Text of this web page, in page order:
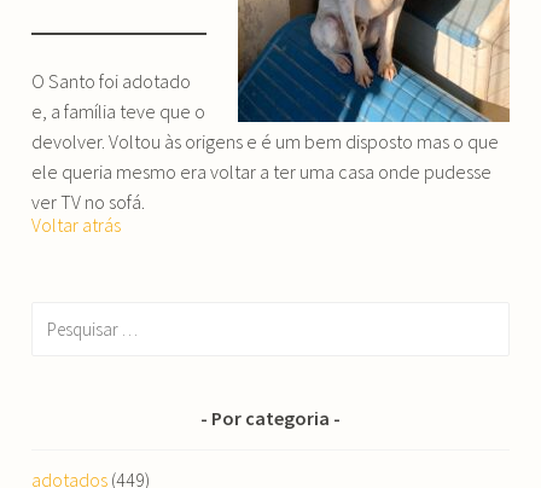
O Santo foi adotado
e, a família teve que o
devolver. Voltou às origens e é um bem disposto mas o que
ele queria mesmo era voltar a ter uma casa onde pudesse
ver TV no sofá.
Voltar atrás
Por categoria
adotados (449)